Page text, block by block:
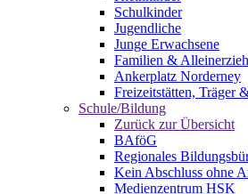
Schulkinder
Jugendliche
Junge Erwachsene
Familien &
Ankerplatz Norderney
Freizeitstätten, Träger
Schule/Bildung
Zurück zur Übersicht
BAföG
Regionales
Kein Abschluss ohne
Medienzentrum HSK